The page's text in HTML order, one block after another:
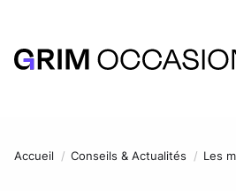
Accueil Conseils & Actualités Les